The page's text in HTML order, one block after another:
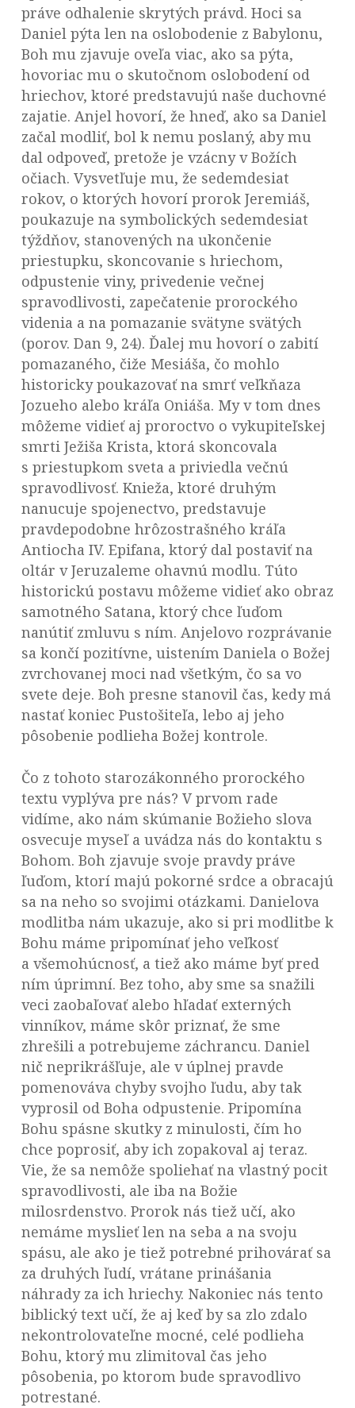
práve odhalenie skrytých právd. Hoci sa
Daniel pýta len na oslobodenie z Babylonu,
Boh mu zjavuje oveľa viac, ako sa pýta,
hovoriac mu o skutočnom oslobodení od
hriechov, ktoré predstavujú naše duchovné
zajatie. Anjel hovorí, že hneď, ako sa Daniel
začal modliť, bol k nemu poslaný, aby mu
dal odpoveď, pretože je vzácny v Božích
očiach. Vysvetľuje mu, že sedemdesiat
rokov, o ktorých hovorí prorok Jeremiáš,
poukazuje na symbolických sedemdesiat
týždňov, stanovených na ukončenie
priestupku, skoncovanie s hriechom,
odpustenie viny, privedenie večnej
spravodlivosti, zapečatenie prorockého
videnia a na pomazanie svätyne svätých
(porov. Dan 9, 24). Ďalej mu hovorí o zabití
pomazaného, čiže Mesiáša, čo mohlo
historicky poukazovať na smrť veľkňaza
Jozueho alebo kráľa Oniáša. My v tom dnes
môžeme vidieť aj proroctvo o vykupiteľskej
smrti Ježiša Krista, ktorá skoncovala
s priestupkom sveta a priviedla večnú
spravodlivosť. Knieža, ktoré druhým
nanucuje spojenectvo, predstavuje
pravdepodobne hrôzostrašného kráľa
Antiocha IV. Epifana, ktorý dal postaviť na
oltár v Jeruzaleme ohavnú modlu. Túto
historickú postavu môžeme vidieť ako obraz
samotného Satana, ktorý chce ľuďom
nanútiť zmluvu s ním. Anjelovo rozprávanie
sa končí pozitívne, uistením Daniela o Božej
zvrchovanej moci nad všetkým, čo sa vo
svete deje. Boh presne stanovil čas, kedy má
nastať koniec Pustošiteľa, lebo aj jeho
pôsobenie podlieha Božej kontrole.
Čo z tohoto starozákonného prorockého
textu vyplýva pre nás? V prvom rade
vidíme, ako nám skúmanie Božieho slova
osvecuje myseľ a uvádza nás do kontaktu s
Bohom. Boh zjavuje svoje pravdy práve
ľuďom, ktorí majú pokorné srdce a obracajú
sa na neho so svojimi otázkami. Danielova
modlitba nám ukazuje, ako si pri modlitbe k
Bohu máme pripomínať jeho veľkosť
a všemohúcnosť, a tiež ako máme byť pred
ním úprimní. Bez toho, aby sme sa snažili
veci zaobaľovať alebo hľadať externých
vinníkov, máme skôr priznať, že sme
zhrešili a potrebujeme záchrancu. Daniel
nič neprikrášľuje, ale v úplnej pravde
pomenováva chyby svojho ľudu, aby tak
vyprosil od Boha odpustenie. Pripomína
Bohu spásne skutky z minulosti, čím ho
chce poprosiť, aby ich zopakoval aj teraz.
Vie, že sa nemôže spoliehať na vlastný pocit
spravodlivosti, ale iba na Božie
milosrdenstvo. Prorok nás tiež učí, ako
nemáme myslieť len na seba a na svoju
spásu, ale ako je tiež potrebné prihovárať sa
za druhých ľudí, vrátane prinášania
náhrady za ich hriechy. Nakoniec nás tento
biblický text učí, že aj keď by sa zlo zdalo
nekontrolovateľne mocné, celé podlieha
Bohu, ktorý mu zlimitoval čas jeho
pôsobenia, po ktorom bude spravodlivo
potrestané.